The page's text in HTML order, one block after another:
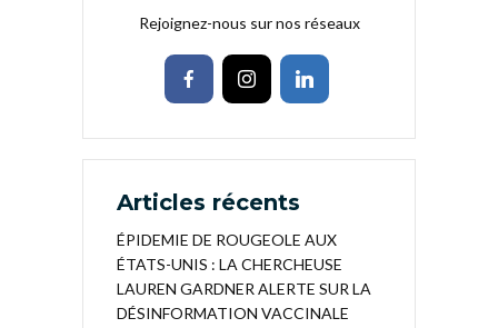
Rejoignez-nous sur nos réseaux
Articles récents
ÉPIDEMIE DE ROUGEOLE AUX
ÉTATS-UNIS : LA CHERCHEUSE
LAUREN GARDNER ALERTE SUR LA
DÉSINFORMATION VACCINALE